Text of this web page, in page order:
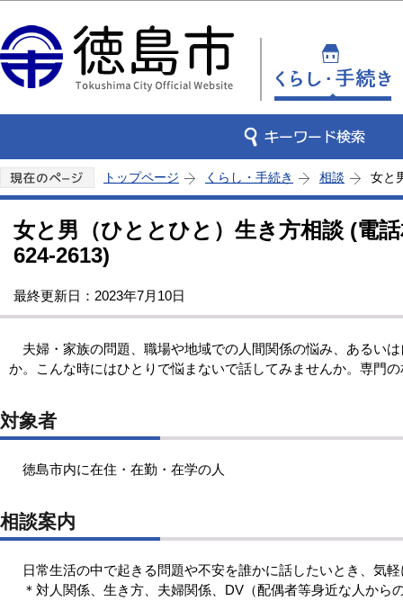
トップページ くらし・手続き 相談 女と
女と男（ひととひと）生き方相談 (電
624-2613)
最終更新日：2023年7月10日
夫婦・家族の問題、職場や地域での人間関係の悩み、あるい
か。こんな時にはひとりで悩まないで話してみませんか。専門
対象者
徳島市内に在住・在勤・在学の人
相談案内
日常生活の中で起きる問題や不安を誰かに話したいとき、気
＊対人関係、生き方、夫婦関係、DV（配偶者等身近な人から